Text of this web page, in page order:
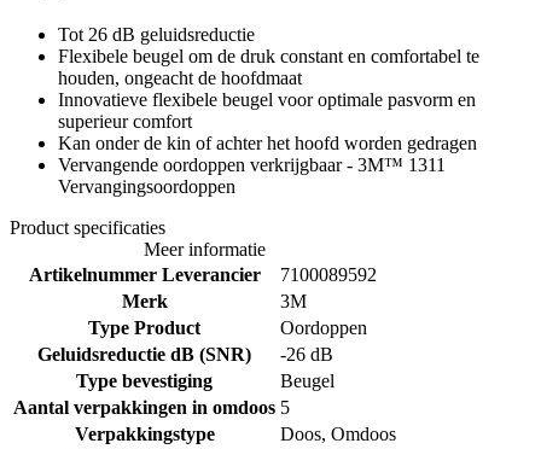
Tot 26 dB geluidsreductie
Flexibele beugel om de druk constant en comfortabel te
houden, ongeacht de hoofdmaat
Innovatieve flexibele beugel voor optimale pasvorm en
superieur comfort
Kan onder de kin of achter het hoofd worden gedragen
Vervangende oordoppen verkrijgbaar - 3M™ 1311
Vervangingsoordoppen
Product specificaties
Meer informatie
Artikelnummer Leverancier
7100089592
Merk
3M
Type Product
Oordoppen
Geluidsreductie dB (SNR)
-26 dB
Type bevestiging
Beugel
Aantal verpakkingen in omdoos 5
Verpakkingstype
Doos, Omdoos